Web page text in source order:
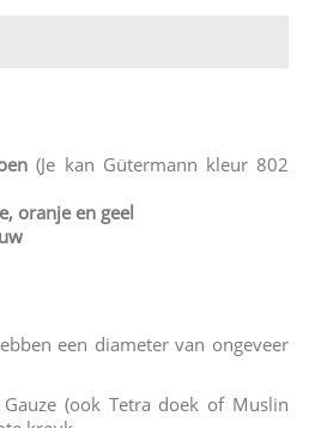
(Je kan Gütermann kleur 802
oranje en geel
een diameter van ongeveer
(ook Tetra doek of Muslin